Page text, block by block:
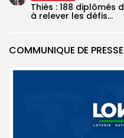
COMMUNIQUE DE PRESSE
Thiès : 188 diplômés
à relever les défis...